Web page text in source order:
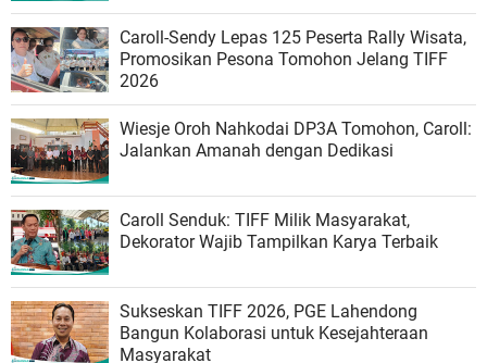
Caroll-Sendy Lepas 125 Peserta Rally Wisata,
Promosikan Pesona Tomohon Jelang TIFF
2026
Wiesje Oroh Nahkodai DP3A Tomohon, Caroll:
Jalankan Amanah dengan Dedikasi
Caroll Senduk: TIFF Milik Masyarakat,
Dekorator Wajib Tampilkan Karya Terbaik
Sukseskan TIFF 2026, PGE Lahendong
Bangun Kolaborasi untuk Kesejahteraan
Masyarakat